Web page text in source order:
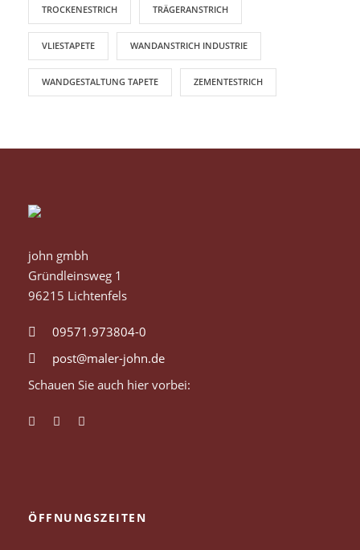
TROCKENESTRICH TRÄGERANSTRICH
VLIESTAPETE WANDANSTRICH INDUSTRIE
WANDGESTALTUNG TAPETE ZEMENTESTRICH
john gmbh
Gründleinsweg 1
96215 Lichtenfels
09571.973804-0
post@maler-john.de
Schauen Sie auch hier vorbei:
ÖFFNUNGSZEITEN